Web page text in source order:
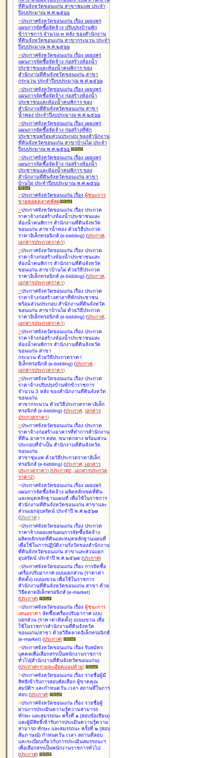
ที่ดินจังหวัดขอนแก่น สาขาชุมแพ ประจำ
ปีงบประมาณ พ.ศ.๒๕๖๖
>ประกาศจังหวัดขอนแก่น เรื่อง เผยแพร่
แผนการจัดซื้อจัดจ้าง ปรับปรุงบ้านพัก
ข้าราชการ จำนวน ๓ หลัง ของสำนักงาน
ที่ดินจังหวัดขอนแก่น สาขากระนวน ประจำ
ปีงบประมาณ พ.ศ.๒๕๖๖
>ประกาศจังหวัดขอนแก่น เรื่อง เผยแพร่
แผนการจัดซื้อจัดจ้าง ก่อสร้างห้องน้ำ
ประชาชนและห้องน้ำคนพิการ ของ
สำนักงานที่ดินจังหวัดขอนแก่น สาขา
กระนวน ประจำปีงบประมาณ พ.ศ.๒๕๖๖
>ประกาศจังหวัดขอนแก่น เรื่อง เผยแพร่
แผนการจัดซื้อจัดจ้าง ก่อสร้างห้องน้ำ
ประชาชนและห้องน้ำคนพิการ ของ
สำนักงานที่ดินจังหวัดขอนแก่น สาขา
น้ำพอง ประจำปีงบประมาณ พ.ศ.๒๕๖๖
>ประกาศจังหวัดขอนแก่น เรื่อง เผยแพร่
แผนการจัดซื้อจัดจ้าง ก่อสร้างที่พัก
ประชาชนพร้อมส่วนประกอบ ของสำนักงาน
ที่ดินจังหวัดขอนแก่น สาขาบ้านไผ่ ประจำ
ปีงบประมาณ พ.ศ.๒๕๖๖
>ประกาศจังหวัดขอนแก่น เรื่อง เผยแพร่
แผนการจัดซื้อจัดจ้าง ก่อสร้างห้องน้ำ
ประชาชนและห้องน้ำคนพิการ ของ
สำนักงานที่ดินจังหวัดขอนแก่น สาขา
บ้านไผ่ ประจำปีงบประมาณ พ.ศ.๒๕๖๖
>ประกาศจังหวัดขอนแก่น เรื่อง ผู้ชนะการ
ขายทอดตลาดพัสดุ
>ประกาศจังหวัดขอนแก่น เรื่อง ประกวด
ราคาจ้างก่อสร้างห้องน้ำประชาชนและ
ห้องน้ำคนพิการ สำนักงานที่ดินจังหวัด
ขอนแก่น สาขาน้ำพอง ด้วยวิธีประกวด
ราคาอิเล็กทรอนิกส์ (e-bidding) (ประกาศ,
เอกสารประกวดราคา)
>ประกาศจังหวัดขอนแก่น เรื่อง ประกวด
ราคาจ้างก่อสร้างห้องน้ำประชาชนและ
ห้องน้ำคนพิการ สำนักงานที่ดินจังหวัด
ขอนแก่น สาขาบ้านไผ่ ด้วยวิธีประกวด
ราคาอิเล็กทรอนิกส์ (e-bidding) (ประกาศ,
เอกสารประกวดราคา)
>ประกาศจังหวัดขอนแก่น เรื่อง ประกวด
ราคาจ้างก่อสร้างศาลาที่พักประชาชน
พร้อมส่วนประกอบ สำนักงานที่ดินจังหวัด
ขอนแก่น สาขาบ้านไผ่ ด้วยวิธีประกวด
ราคาอิเล็กทรอนิกส์ (e-bidding) (ประกาศ,
เอกสารประกวดราคา)
>ประกาศจังหวัดขอนแก่น เรื่อง ประกวด
ราคาจ้างก่อสร้างห้องน้ำประชาชนและ
ห้องน้ำคนพิการ สำนักงานที่ดินจังหวัด
ขอนแก่น สาขา
กระนวน ด้วยวิธีประกวดราคา
อิเล็กทรอนิกส์ (e-bidding) (ประกาศ,
เอกสารประกวดราคา)
>ประกาศจังหวัดขอนแก่น เรื่อง ประกวด
ราคาจ้างปรับปรุงบ้านพักข้าราชการ
จำนวน 3 หลัง ของสำนักงานที่ดินจังหวัด
ขอนแก่น
สาขากระนวน ด้วยวิธีประกวดราคาอิเล็ก
ทรอนิกส์ (e-bidding) (ประกาศ, เอกสาร
ประกวดราคา)
>ประกาศจังหวัดขอนแก่น เรื่อง ประกวด
ราคาจ้างก่อสร้างอาคารที่ทำการสำนักงาน
ที่ดิน อาคาร คสล. ขนาดกลาง พร้อมส่วน
ประกอบที่จำเป็น สำนักงานที่ดินจังหวัด
ขอนแก่น
สาขาชุมแพ ด้วยวิธีประกวดราคาอิเล็ก
ทรอนิกส์ (e-bidding) (ประกาศ, เอกสาร
ประกวดราคา) (ประกาศ2, เอกสารประกวด
ราคา2)
>ประกาศจังหวัดขอนแก่น เรื่อง เผยแพร่
แผนการจัดซื้อจัดจ้าง ผลิตหลักเขตที่ดิน
และหมุดหลักฐานแผนที่ เพื่อใช้ในราชการ
สำนักงานที่ดินจังหวัดขอนแก่น สาขาและ
ส่วนแยกอุบลรัตน์ ประจำปี พ.ศ.๒๕๖๗
(ประกาศ )
>ประกาศจังหวัดขอนแก่น เรื่อง ประกวด
ราคาจ้างเผยแพร่แผนการจัดซื้อจัดจ้าง
ผลิตหลักเขตที่ดินและหมุดหลักฐานแผนที่
เพื่อใช้ในการปฏิบัติงานรังวัดของสำนักงาน
ที่ดินจังหวัดขอนแก่น สาขาและส่วนแยก
อุบลรัตน์ ประจำปี พ.ศ.๒๕๖๗ (ประกาศ)
>ประกาศจังหวัดขอนแก่น เรื่อง การจัดซื้อ
เครื่องปรับอากาศ แบบแยกส่วน (ราคาค่า
ติดตั้ง) แบบแขวน เพื่อใช้ในราชการ
สำนักงานที่ดินจังหวัดขอนแก่น สาขา ด้วย
วิธีตลาดอิเล็กทรอนิกส์ (e-market)
(ประกาศ)
>ประกาศจังหวัดขอนแก่น เรื่อง ผู้ชนะการ
เสนอราคา จัดซื้อเครื่องปรับอากาศ แบบ
แยกส่วน (ราคาค่าติดตั้ง) แบบแขวน เพื่อ
ใช้ในราชการสำนักงานที่ดินจังหวัด
ขอนแก่น/สาขา ด้วยวิธีตลาดอิเล็กทรอนิกส์
(e-market) (ประกาศ)
>ประกาศจังหวัดขอนแก่น เรื่อง รับสมัคร
บุคคลเพื่อเลือกสรรเป็นพนักงานราชการ
ทั่วไป(สำนักงานที่ดินจังหวัดขอนแก่น)
(ประกาศ+รายละเอียดแนบท้าย)
>ประกาศจังหวัดขอนแก่น เรื่อง รายชื่อผู้มี
สิทธิเข้ารับการสอบคัดเลือก ผู้ขาดคุณ
สมบัติฯ และกำหนดวัน เวลา สถานที่ในการ
สอบ (ประกาศ)
>ประกาศจังหวัดขอนแก่น เรื่อง รายชื่อผู้
ผ่านการประเมินความรู้ความสามารถ
ทักษะ และสมรรถนะ ครั้งที่ ๑ (สอบข้อเขียน)
และผู้มีสิทธิ์เข้ารับการประเมินความรู้ความ
สามารถ ทักษะ และสมรรถนะ ครั้งที่ ๒ (สอบ
สัมภาษณ์) กำหนดวัน เวลา สถานที่สอบ
และระเบียบเกี่ยวกับการประเมินสมรรถนะฯ
เพื่อเลือกสรรเป็นพนักงานราชการทั่วไป
(ประกาศ)